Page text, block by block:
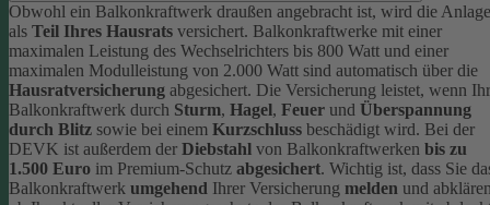
Obwohl ein Balkonkraftwerk draußen angebracht ist, wird die Anlage
als Teil Ihres Hausrats versichert. Balkonkraftwerke mit einer
maximalen Leistung des Wechselrichters bis 800 Watt und einer
maximalen Modulleistung von 2.000 Watt sind automatisch über die
Hausratversicherung abgesichert. Die Versicherung leistet, wenn Ihr
Balkonkraftwerk durch Sturm, Hagel, Feuer und Überspannung
durch Blitz sowie bei einem Kurzschluss beschädigt wird. Bei der
DEVK ist außerdem der Diebstahl von Balkonkraftwerken bis zu
1.500 Euro im Premium-Schutz abgesichert. Wichtig ist, dass Sie
Balkonkraftwerk umgehend Ihrer Versicherung melden und